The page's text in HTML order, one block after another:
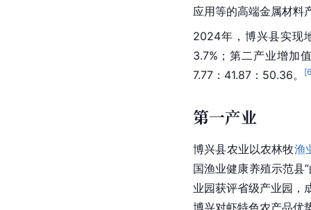
应用等的高端金属材料
2024年，博兴县实现
3.7%；第二产业增加
7.77：41.87：50.36。
[
第一产业
博兴县农业以农林牧渔
国渔业健康养殖示范县
业园获评省级产业园，
博兴对虾特色农产品优